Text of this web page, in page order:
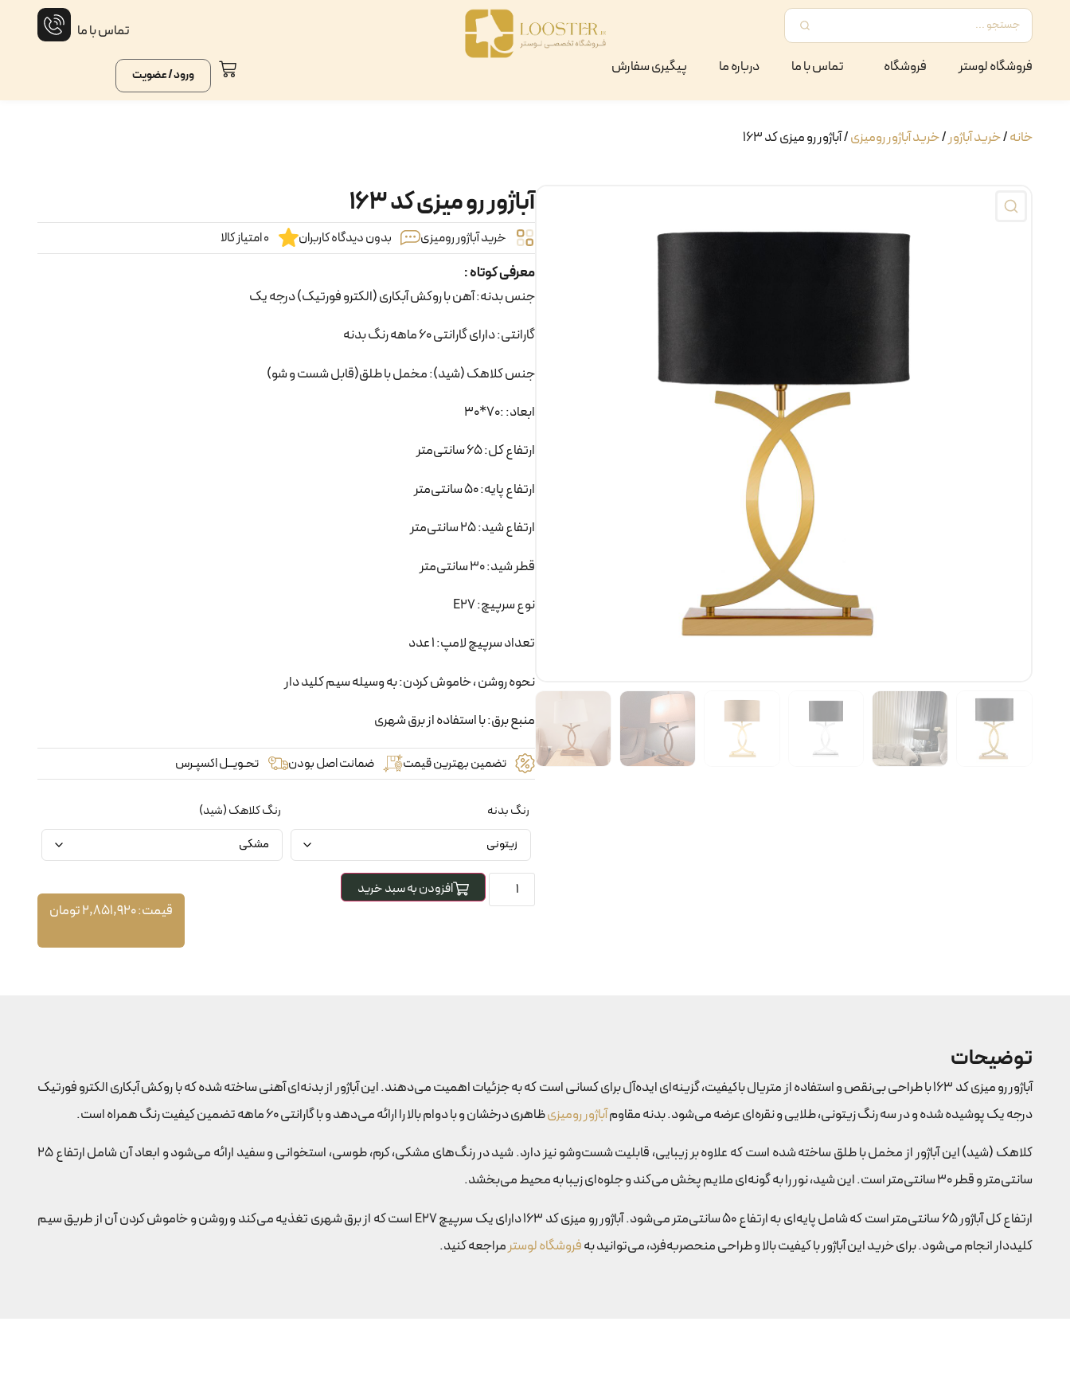
تماس با ما
فروشگاه لوستر
فروشگاه تماس با ما درباره ما پیگیری سفارش ورود / عضویت
خانه/خرید آباژور/خرید آباژور رومیزی/ آباژور رو میزی کد ۱۶۳
آباژور رو میزی کد ۱۶۳
خرید آباژور رومیزی بدون دیدگاه کاربران 0 امتیاز کالا
معرفی کوتاه :
جنس بدنه: آهن با روکش آبکاری (الکترو فورتیک) درجه یک
گارانتی: دارای گارانتی 60 ماهه رنگ بدنه
جنس کلاهک (شید): مخمل با طلق(قابل شست و شو)
ابعاد: :70*30
ارتفاع کل: 65 سانتی‌متر
ارتفاع پایه: 50 سانتی‌متر
ارتفاع شید: 25 سانتی‌متر
قطر شید: 30 سانتی‌متر
نوع سرپیچ: E27
تعداد سرپیچ لامپ: 1 عدد
نحوه روشن ، خاموش کردن: به وسیله سیم کلید دار
منبع برق: با استفاده از برق شهری
تضمین بهترین قیمت ضمانت اصل بودن تحـویــل اکسپـرس
رنگ بدنه رنگ کلاهک (شید)
افزودن به سبد خرید
قیمت:2,851,920تومان
توضیحات
آباژور رو میزی کد 163 با طراحی بی‌نقص و استفاده از متریال باکیفیت، گزینه‌ای ایده‌آل برای کسانی است که به جزئیات اهمیت می‌دهند. این آباژور از بدنه‌ای آهنی ساخته شده که با روکش آبکاری الکترو فورتیک
درجه یک پوشیده شده و در سه رنگ زیتونی، طلایی و نقره‌ای عرضه می‌شود. بدنه مقاومآباژور رومیزیظاهری درخشان و با دوام بالا را ارائه می‌دهد و با گارانتی 60 ماهه تضمین کیفیت رنگ همراه است.
کلاهک (شید) این آباژور از مخمل با طلق ساخته شده است که علاوه بر زیبایی، قابلیت شست‌وشو نیز دارد. شید در رنگ‌های مشکی، کرم، طوسی، استخوانی و سفید ارائه می‌شود و ابعاد آن شامل ارتفاع 25
سانتی‌متر و قطر 30 سانتی‌متر است. این شید، نور را به گونه‌ای ملایم پخش می‌کند و جلوه‌ای زیبا به محیط می‌بخشد.
ارتفاع کل آباژور 65 سانتی‌متر است که شامل پایه‌ای به ارتفاع 50 سانتی‌متر می‌شود. آباژور رو میزی کد 163 دارای یک سرپیچ E27 است که از برق شهری تغذیه می‌کند و روشن و خاموش کردن آن از طریق سیم
کلیددار انجام می‌شود. برای خرید این آباژور با کیفیت بالا و طراحی منحصربه‌فرد، می‌توانید بهفروشگاه لوسترمراجعه کنید.